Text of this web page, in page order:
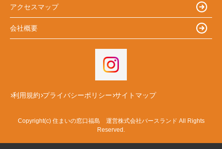
アクセスマップ
会社概要
利用規約 プライバシーポリシー サイトマップ
Copyright(c) 住まいの窓口福島 運営株式会社バースランド All Rights
Reserved.